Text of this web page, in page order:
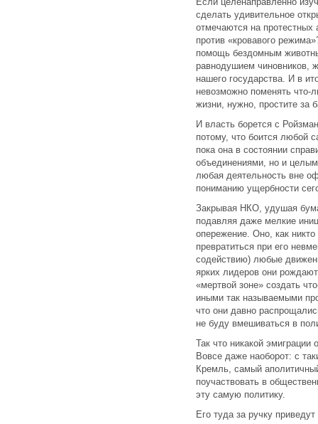
сделать удивительное
отмечаются на
против «кровавого
помощь бездомным
равнодушием чиновников,
нашего государства. И в
невозможно поменять что-
жизни, нужно, простите за
И власть борется с
потому, что боится любой
пока она в состоянии
объединениями, но и
любая деятельность вне
пониманию ущербности
Закрывая НКО, удушая
подавляя даже мелкие
опережение. Оно, как
превратиться при его
содействию) любые
ярких лидеров они
«мертвой зоне» создать
иными так называемыми
что они давно
не буду вмешиваться в
Так что никакой эмиграции
Вовсе даже наоборот: с
Кремль, самый
поучаствовать в
эту самую политику.
Его туда за ручку